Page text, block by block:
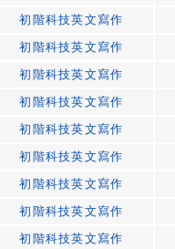
初階科技英文寫作
初階科技英文寫作
初階科技英文寫作
初階科技英文寫作
初階科技英文寫作
初階科技英文寫作
初階科技英文寫作
初階科技英文寫作
初階科技英文寫作